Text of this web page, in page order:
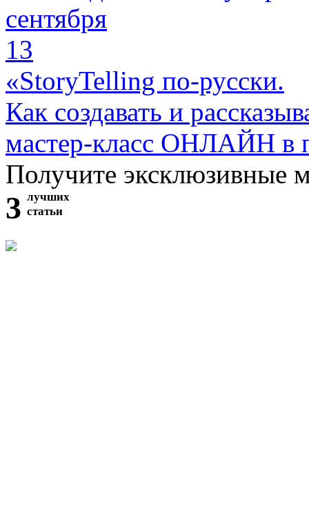
сентября
13
«StoryTelling по-русски.
Как создавать и
мастер-класс ОНЛАЙН в
Получите эксклюзивные
3 лучших
статьи